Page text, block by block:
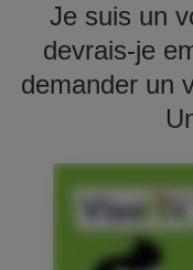
Je suis un
devrais-je
demander un